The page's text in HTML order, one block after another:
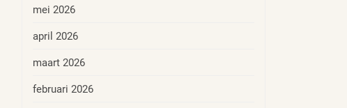
mei 2026
april 2026
maart 2026
februari 2026